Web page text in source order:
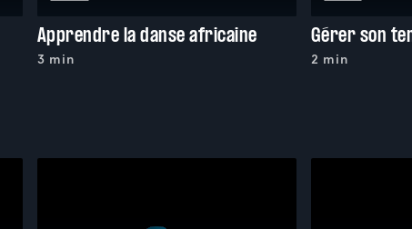
Apprendre la danse africaine
3 min
Gérer son
2 min